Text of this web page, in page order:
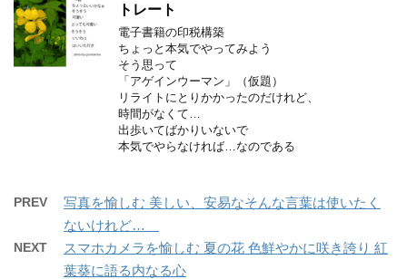
トレート
電子書籍の印税構築
ちょっと本気でやってみよう
そう思って
「アゲインウーマン」（仮題）
リライトにとりかかったのだけれど、
時間がなくて…
出歩いてばかりいないで
本気でやらなければ…なのである
PREV
写真を愉しむ 美しい、安易なそんな言葉は使いたく
ないけれど…
NEXT
スマホカメラを愉しむ 夏の花 色鮮やかに咲き誇り 紅
葉葵に語る内なる心